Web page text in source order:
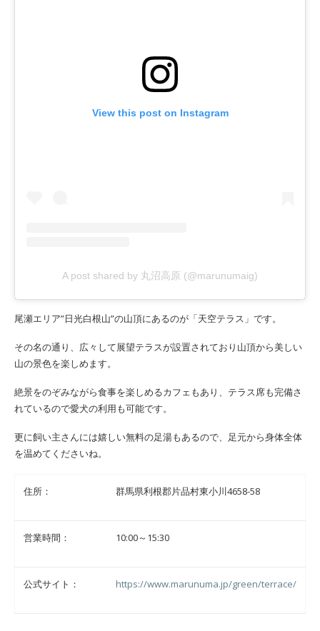
View this post on Instagram
A post shared by 丸沼高原 (@marunumaig)
尾瀬エリア”日光白根山”の山頂にあるのが「天空テラス」です。
その名の通り、広々して展望テラスが設置されており山頂から美しい
山の景色を楽しめます。
絶景をのぞみながら食事を楽しめるカフェもあり、テラス席も完備さ
れているので愛犬の利用も可能です。
更に飼い主さんには嬉しい無料の足湯もあるので、足元から身体全体
を温めてくださいね。
住所： 群馬県利根郡片品村東小川4658-58
営業時間： 10:00～15:30
公式サイト： https://www.marunuma.jp/green/terrace/